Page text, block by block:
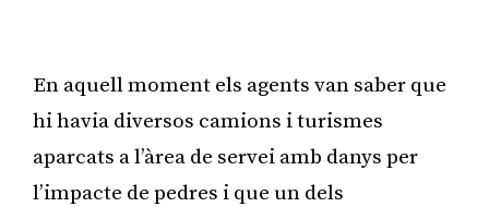
En aquell moment els agents van saber que
hi havia diversos camions i turismes
aparcats a l’àrea de servei amb danys per
l’impacte de pedres i que un dels